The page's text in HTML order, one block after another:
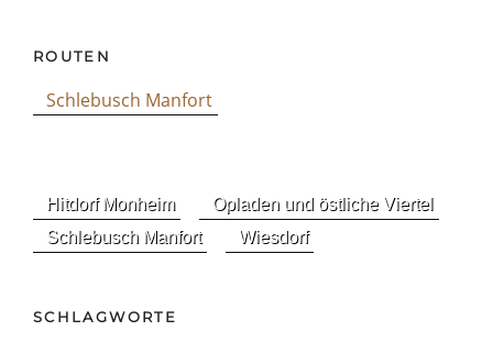
ROUTEN
Schlebusch Manfort
Hitdorf Monheim
Opladen und östliche Viertel
Schlebusch Manfort
Wiesdorf
SCHLAGWORTE